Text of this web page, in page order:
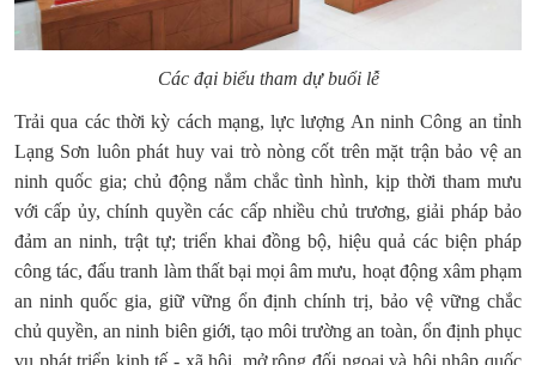
Các đại biểu tham dự buổi lễ
Trải qua các thời kỳ cách mạng, lực lượng An ninh Công an tỉnh
Lạng Sơn luôn phát huy vai trò nòng cốt trên mặt trận bảo vệ an
ninh quốc gia; chủ động nắm chắc tình hình, kịp thời tham mưu
với cấp ủy, chính quyền các cấp nhiều chủ trương, giải pháp bảo
đảm an ninh, trật tự; triển khai đồng bộ, hiệu quả các biện pháp
công tác, đấu tranh làm thất bại mọi âm mưu, hoạt động xâm phạm
an ninh quốc gia, giữ vững ổn định chính trị, bảo vệ vững chắc
chủ quyền, an ninh biên giới, tạo môi trường an toàn, ổn định phục
vụ phát triển kinh tế - xã hội, mở rộng đối ngoại và hội nhập quốc